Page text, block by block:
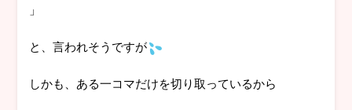
」
と、言われそうですが
しかも、ある一コマだけを切り取っているから